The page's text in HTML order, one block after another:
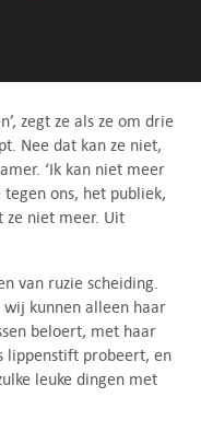
zegt ze als ze om drie
Nee dat kan ze niet,
‘Ik kan niet meer
ons, het publiek,
ze niet meer. Uit
van ruzie scheiding.
kunnen alleen haar
beloert, met haar
lippenstift probeert, en
leuke dingen met